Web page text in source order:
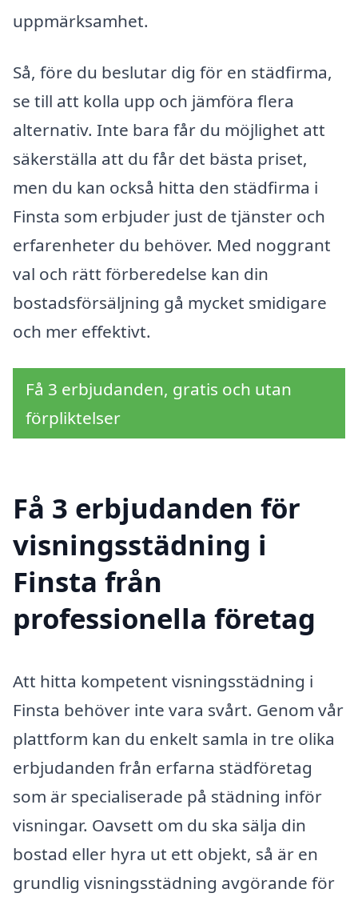
uppmärksamhet.
Så, före du beslutar dig för en städfirma,
se till att kolla upp och jämföra flera
alternativ. Inte bara får du möjlighet att
säkerställa att du får det bästa priset,
men du kan också hitta den städfirma i
Finsta som erbjuder just de tjänster och
erfarenheter du behöver. Med noggrant
val och rätt förberedelse kan din
bostadsförsäljning gå mycket smidigare
och mer effektivt.
Få 3 erbjudanden, gratis och utan
förpliktelser
Få 3 erbjudanden för
visningsstädning i
Finsta från
professionella företag
Att hitta kompetent visningsstädning i
Finsta behöver inte vara svårt. Genom vår
plattform kan du enkelt samla in tre olika
erbjudanden från erfarna städföretag
som är specialiserade på städning inför
visningar. Oavsett om du ska sälja din
bostad eller hyra ut ett objekt, så är en
grundlig visningsstädning avgörande för